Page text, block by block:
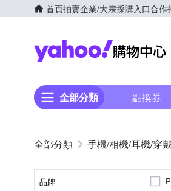
首頁拍賣企業/大宗採購入口合作
全部分類 點換券
手機/相機/耳機/穿
品牌